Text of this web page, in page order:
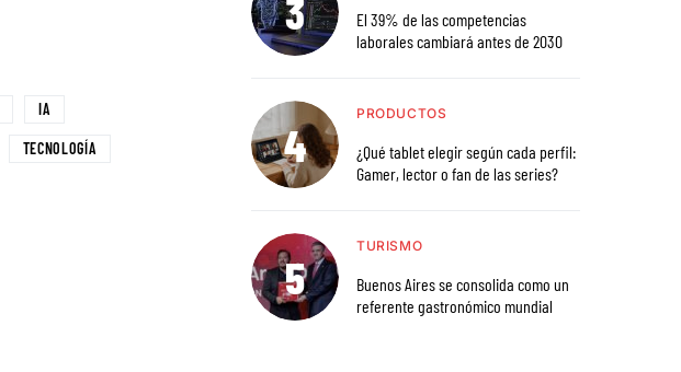
IA
TECNOLOGÍA
El 39% de las competencias
laborales cambiará antes de 2030
PRODUCTOS
¿Qué tablet elegir según cada perfil:
Gamer, lector o fan de las series?
TURISMO
Buenos Aires se consolida como un
referente gastronómico mundial